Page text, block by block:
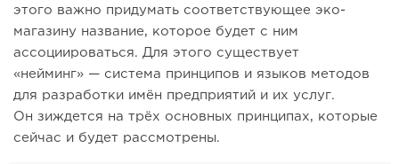
этого важно придумать соответствующее эко-
магазину название, которое будет с ним
ассоциироваться. Для этого существует
«нейминг» — система принципов и языков методов
для разработки имён предприятий и их услуг.
Он зиждется на трёх основных принципах, которые
сейчас и будет рассмотрены.